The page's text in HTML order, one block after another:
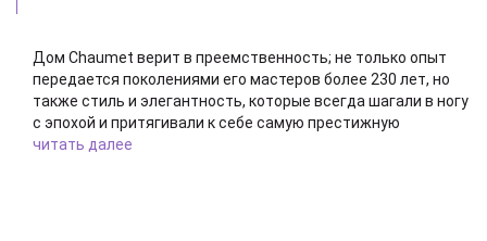
Дом Chaumet верит в преемственность; не только опыт
передается поколениями его мастеров более 230 лет, но
также стиль и элегантность, которые всегда шагали в ногу
с эпохой и притягивали к себе самую престижную
клиентуру благодаря оригинальности и выдающемуся
читать далее